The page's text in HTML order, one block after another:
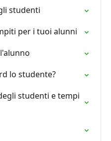
studenti
per i tuoi alunni
lo studente?
studenti e tempi